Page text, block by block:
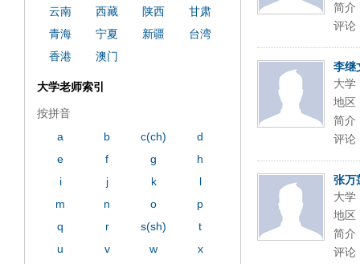
简介
评论
李继
大学
地区
简介
评论
张万
大学
地区
简介
评论
云南
西藏 陕西
甘肃
青海
宁夏 新疆
台湾
香港
澳门
大学老师索引
按拼音
a
b c(ch)
d
e
f g
h
i
j k
l
m
n o
p
q
r s(sh)
t
u
v w
x